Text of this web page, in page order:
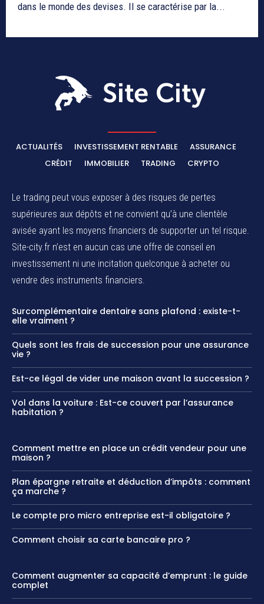
dans le monde des devises. Il se caractérise par la...
ACTUALITÉS INVESTISSEMENT RENTABLE
ASSURANCE
CRÉDIT
IMMOBILIER TRADING CRYPTO
Le trading peut vous exposer à des risques de pertes
supérieures aux dépôts et ne convient qu’à une clientèle
avisée ayant les moyens financiers de supporter un tel risque.
Site-city.fr n’est en aucun cas une offre de conseil en
investissement ni une incitation quelconque à acheter ou
vendre des instruments financiers.
Surcomplémentaire dentaire sans plafond : existe-t-
elle vraiment ?
Quels sont les frais de succession pour une assurance
vie ?
Est-ce légal de vider une maison avant la succession ?
Vol dans la voiture : Est-ce couvert par l’assurance
habitation ?
Comment mettre en place un crédit vendeur pour une
maison ?
Plan épargne retraite et déduction d’impôts : comment
ça marche ?
Le compte pro micro entreprise est-il obligatoire ?
Comment choisir sa carte bancaire pro ?
Comment augmenter sa capacité d’emprunt : le guide
complet